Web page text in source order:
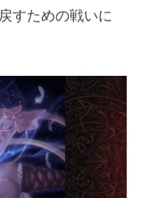
すための戦いに